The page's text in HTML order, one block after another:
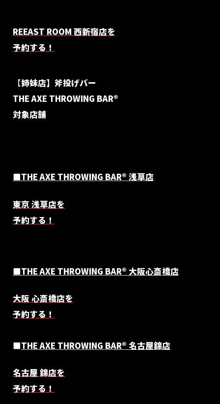
REEAST ROOM 西新宿店を
予約する！
【姉妹店】斧投げバー
THE AXE THROWING BAR®︎
対象店舗
■THE AXE THROWING BAR®︎ 浅草店
東京 浅草店を
予約する！
■THE AXE THROWING BAR®︎ 大阪心斎橋店
大阪 心斎橋店を
予約する！
■THE AXE THROWING BAR®︎ 名古屋錦店
名古屋 錦店を
予約する！